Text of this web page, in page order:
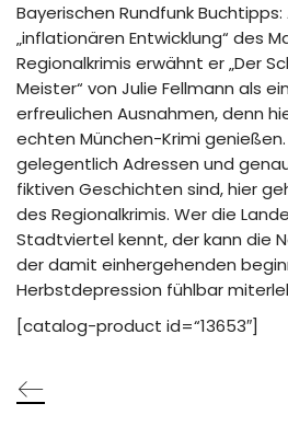
Bayerischen Rundfunk
„inflationären Entwicklung“ des
Regionalkrimis erwähnt er „Der
Meister“ von Julie Fellmann als
erfreulichen Ausnahmen, denn
echten München-Krimi
gelegentlich Adressen und
fiktiven Geschichten sind, hier
des Regionalkrimis. Wer die
Stadtviertel kennt, der kann die
der damit einhergehenden
Herbstdepression fühlbar
[catalog-product id=“13653″]